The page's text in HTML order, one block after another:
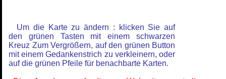
Um die Karte zu ändern : klicken Sie auf
den grünen Tasten mit einem schwarzen
Kreuz Zum Vergrößern, auf den grünen Button
mit einem Gedankenstrich zu verkleinern, oder
auf die grünen Pfeile für benachbarte Karten.